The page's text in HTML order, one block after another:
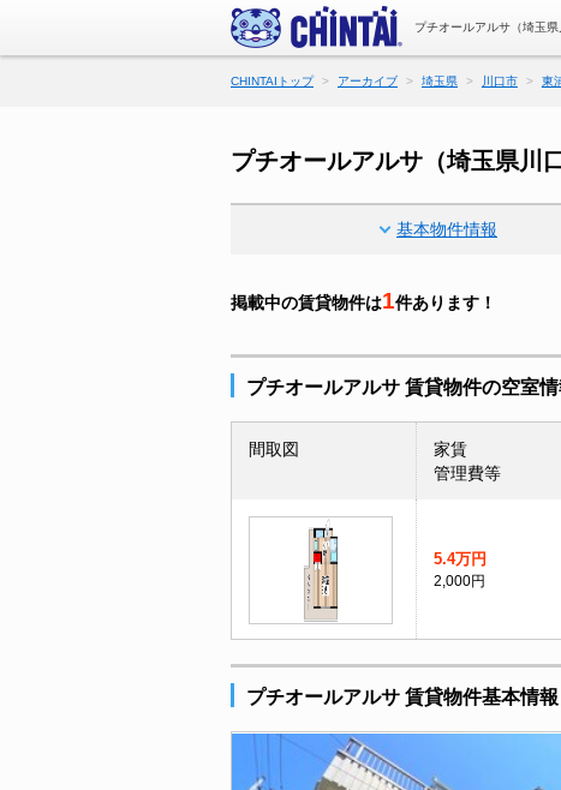
プチオールアルサ（埼玉
CHINTAIトップ アーカイブ 埼玉県 川口市 東
プチオールアルサ（埼玉県川
基本物件情報
掲載中の賃貸物件は1件あります！
プチオールアルサ 賃貸物件の空室情
間取図
家賃
管理費等
5.4万円
2,000円
プチオールアルサ 賃貸物件基本情報